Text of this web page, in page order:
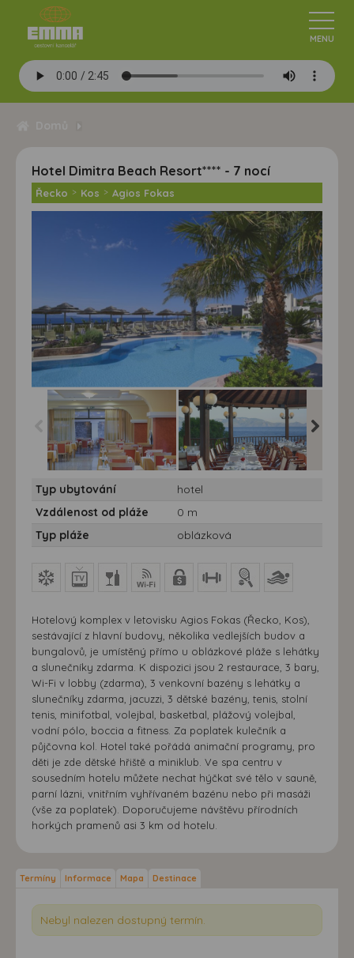
Hotel Dimitra Beach Resort**** - 7 nocí
Řecko > Kos > Agios Fokas
Resort**** - 7 nocí
Resort**** - 7 nocí
Typ ubytování
hotel
Vzdálenost od pláže
0 m
Typ pláže
oblázková
Hotelový komplex v letovisku Agios Fokas (Řecko, Kos),
sestávající z hlavní budovy, několika vedlejších budov a
bungalovů, je umístěný přímo u oblázkové pláže s lehátky
a slunečníky zdarma. K dispozici jsou 2 restaurace, 3 bary,
Wi-Fi v lobby (zdarma), 3 venkovní bazény s lehátky a
slunečníky zdarma, jacuzzi, 3 dětské bazény, tenis, stolní
tenis, minifotbal, volejbal, basketbal, plážový volejbal,
vodní pólo, boccia a fitness. Za poplatek kulečník a
půjčovna kol. Hotel také pořádá animační programy, pro
děti je zde dětské hřiště a miniklub. Ve spa centru v
sousedním hotelu můžete nechat hýčkat své tělo v sauně,
parní lázni, vnitřním vyhřívaném bazénu nebo při masáži
(vše za poplatek). Doporučujeme návštěvu přírodních
horkých pramenů asi 3 km od hotelu.
Termíny Informace Mapa Destinace
Nebyl nalezen dostupný termín.